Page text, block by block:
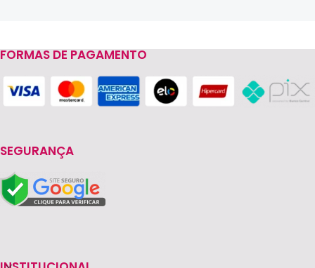
Read more
FORMAS DE PAGAMENTO
SEGURANÇA